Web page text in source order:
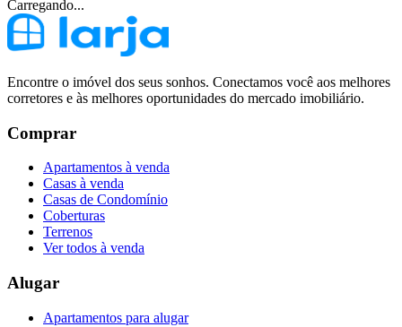
Carregando...
Encontre o imóvel dos seus sonhos. Conectamos você aos melhores
corretores e às melhores oportunidades do mercado imobiliário.
Comprar
Apartamentos à venda
Casas à venda
Casas de Condomínio
Coberturas
Terrenos
Ver todos à venda
Alugar
Apartamentos para alugar